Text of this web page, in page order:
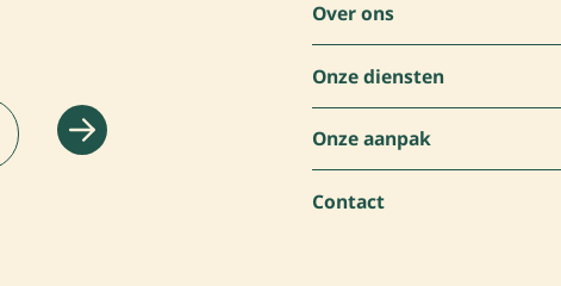
Over ons
Onze diensten
Onze aanpak
Contact